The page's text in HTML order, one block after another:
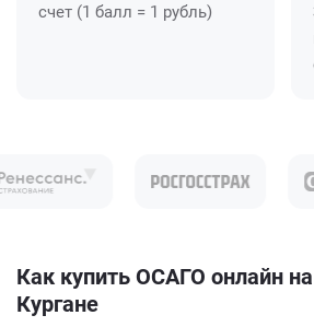
счет (1 балл = 1 рубль)
Как купить ОСАГО онлайн
Кургане